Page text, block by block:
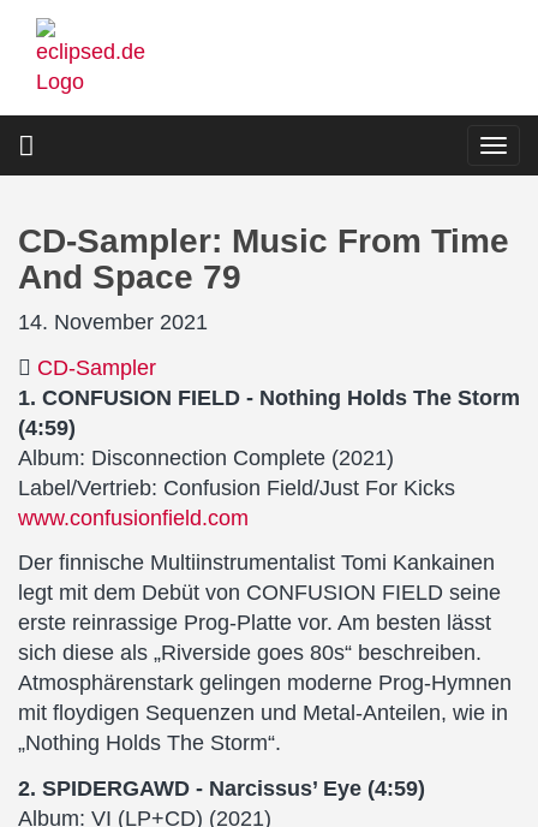
Direkt
zum
Inhalt
CD-Sampler: Music From Time
And Space 79
14. November 2021
CD-Sampler
1. CONFUSION FIELD - Nothing Holds The Storm
(4:59)
Album: Disconnection Complete (2021)
Label/Vertrieb: Confusion Field/Just For Kicks
www.confusionfield.com
Der finnische Multiinstrumentalist Tomi Kankainen
legt mit dem Debüt von CONFUSION FIELD seine
erste reinrassige Prog-Platte vor. Am besten lässt
sich diese als „Riverside goes 80s“ beschreiben.
Atmosphärenstark gelingen moderne Prog-Hymnen
mit floydigen Sequenzen und Metal-Anteilen, wie in
„Nothing Holds The Storm“.
2. SPIDERGAWD - Narcissus’ Eye (4:59)
Album: VI (LP+CD) (2021)